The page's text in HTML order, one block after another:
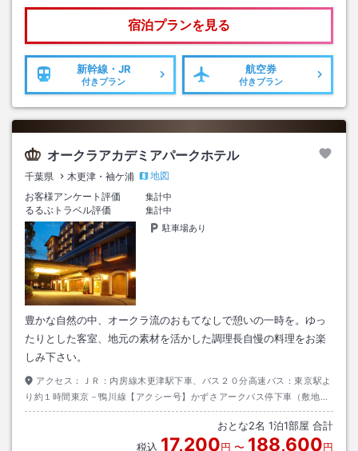
宿泊プランを見る
新幹線・JR
付きプラン
航空券
付きプラン
オークラアカデミアパークホテル
千葉県 木更津・袖ケ浦
地図
お客様アンケート評価
集計中
るるぶトラベル評価
集計中
駐車場あり
豊かな自然の中、オークラ流のおもてなしで憩いの一時を。ゆっ
たりとした客室、地元の素材を活かした調理長自慢の料理をお楽
しみ下さい。
アクセス：
ＪＲ：内房線木更津駅下車、バス２０分高速バス：東京駅よ
り約１時間東京－鴨川線【アクシー号】かずさアークバス停下車（敷地内
徒歩）
おとな2名 1泊1部屋 合計
税込 17,200円 〜 188,600円